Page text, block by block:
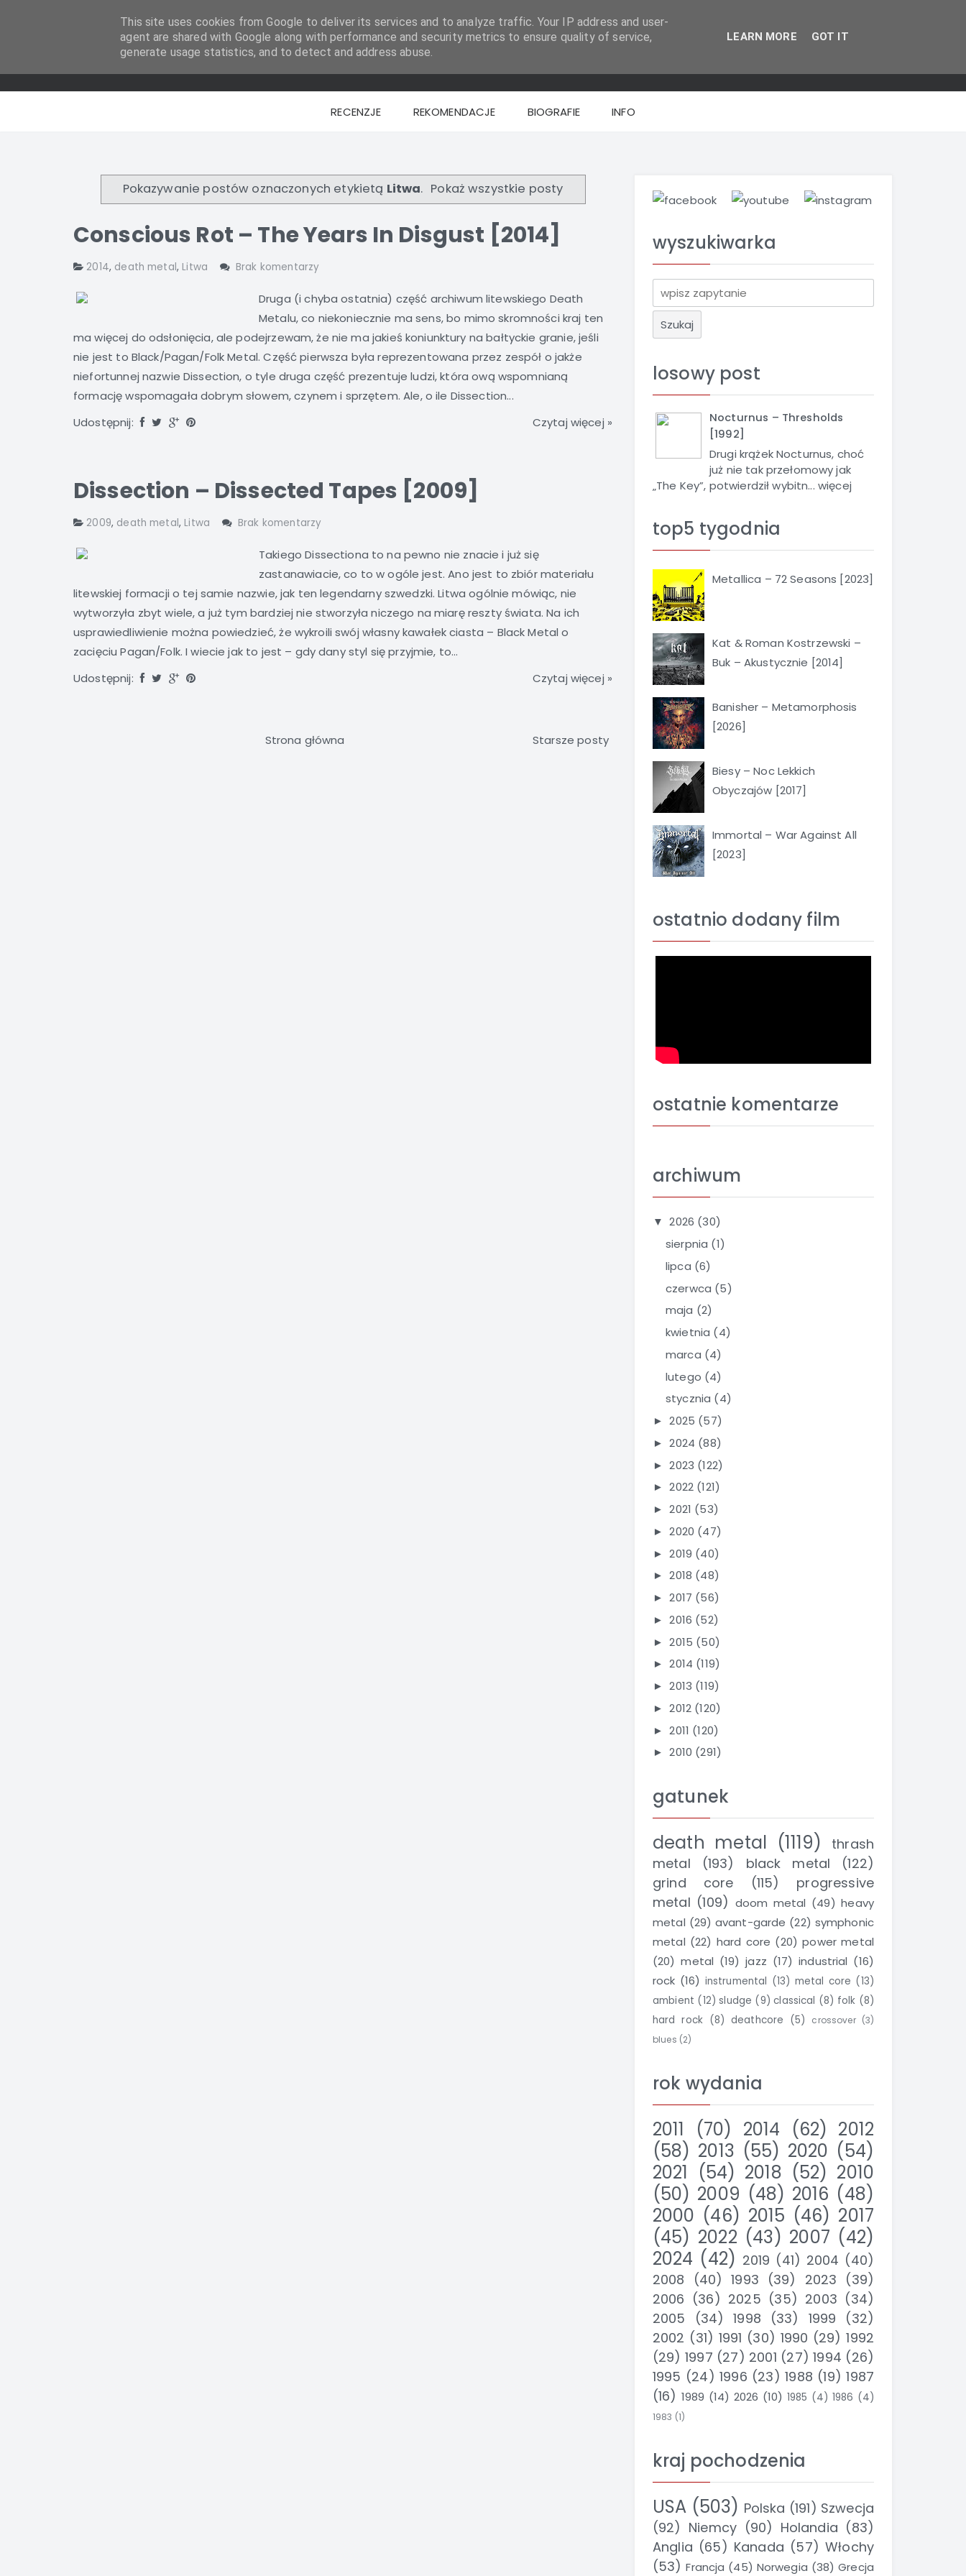
RECENZJE REKOMENDACJE BIOGRAFIE INFO
Pokazywanie postów oznaczonych etykietą Litwa. Pokaż wszystkie posty
Conscious Rot – The Years In Disgust [2014]
2014, death metal, Litwa Brak komentarzy
Druga (i chyba ostatnia) część archiwum litewskiego Death
Metalu, co niekoniecznie ma sens, bo mimo skromności kraj ten
ma więcej do odsłonięcia, ale podejrzewam, że nie ma jakieś koniunktury na bałtyckie granie, jeśli
nie jest to Black/Pagan/Folk Metal. Część pierwsza była reprezentowana przez zespół o jakże
niefortunnej nazwie Dissection, o tyle druga część prezentuje ludzi, która ową wspomnianą
formację wspomagała dobrym słowem, czynem i sprzętem. Ale, o ile Dissection...
Udostępnij:
Czytaj więcej »
Dissection – Dissected Tapes [2009]
2009, death metal, Litwa Brak komentarzy
Takiego Dissectiona to na pewno nie znacie i już się
zastanawiacie, co to w ogóle jest. Ano jest to zbiór materiału
litewskiej formacji o tej samie nazwie, jak ten legendarny szwedzki. Litwa ogólnie mówiąc, nie
wytworzyła zbyt wiele, a już tym bardziej nie stworzyła niczego na miarę reszty świata. Na ich
usprawiedliwienie można powiedzieć, że wykroili swój własny kawałek ciasta – Black Metal o
zacięciu Pagan/Folk. I wiecie jak to jest – gdy dany styl się przyjmie, to...
Udostępnij:
Czytaj więcej »
Starsze posty
Strona główna
wyszukiwarka
z
u
a
losowy post
Nocturnus – Thresholds
[1992]
Drugi krążek Nocturnus, choć
już nie tak przełomowy jak
„The Key”, potwierdził wybitn... więcej
top5 tygodnia
Metallica – 72 Seasons [2023]
Kat & Roman Kostrzewski –
Buk – Akustycznie [2014]
Banisher – Metamorphosis
[2026]
Biesy – Noc Lekkich
Obyczajów [2017]
Immortal – War Against All
[2023]
ostatnio dodany film
ostatnie komentarze
archiwum
▼ 2026 (30)
sierpnia (1)
lipca (6)
czerwca (5)
maja (2)
kwietnia (4)
marca (4)
lutego (4)
stycznia (4)
► 2025 (57)
► 2024 (88)
► 2023 (122)
► 2022 (121)
► 2021 (53)
► 2020 (47)
► 2019 (40)
► 2018 (48)
► 2017 (56)
► 2016 (52)
► 2015 (50)
► 2014 (119)
► 2013 (119)
► 2012 (120)
► 2011 (120)
► 2010 (291)
gatunek
death metal (1119)
thrash
metal
(193) black metal
(122)
grind core
(115)
progressive
metal (109) doom metal (49) heavy
metal (29) avant-garde (22) symphonic
metal (22) hard core (20) power metal
(20) metal (19) jazz (17) industrial (16)
rock (16) instrumental (13) metal core (13)
ambient (12) sludge (9) classical (8) folk (8)
hard rock (8) deathcore (5) crossover (3)
blues (2)
rok wydania
2011
(70) 2014 (62) 2012
(58) 2013 (55) 2020 (54)
2021 (54) 2018 (52) 2010
(50) 2009 (48) 2016 (48)
2000 (46) 2015 (46) 2017
(45) 2022 (43) 2007 (42)
2024 (42) 2019 (41) 2004 (40)
2008
(40) 1993 (39) 2023 (39)
2006 (36) 2025 (35) 2003 (34)
2005
(34) 1998 (33) 1999
(32)
2002 (31) 1991 (30) 1990 (29) 1992
(29) 1997 (27) 2001 (27) 1994 (26)
1995 (24) 1996 (23) 1988 (19) 1987
(16) 1989 (14) 2026 (10) 1985 (4) 1986 (4)
1983 (1)
kraj pochodzenia
USA (503) Polska (191) Szwecja
(92) Niemcy (90) Holandia (83)
Anglia (65) Kanada (57) Włochy
(53) Francja (45) Norwegia (38) Grecja
This site uses cookies from Google to deliver its services and to analyze traffic. Your IP address and user-
agent are shared with Google along with performance and security metrics to ensure quality of service,
generate usage statistics, and to detect and address abuse.
LEARN MORE GOT IT